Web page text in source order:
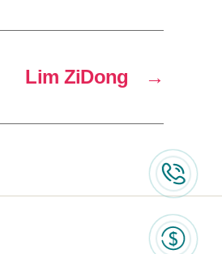
→
Lim ZiDong